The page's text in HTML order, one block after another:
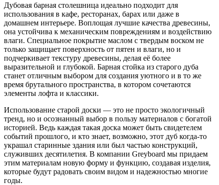
Дубовая барная столешница идеально подходит для
использования в кафе, ресторанах, барах или даже в
домашнем интерьере. Воплощая лучшие качества древесины,
она устойчива к механическим повреждениям и воздействию
влаги. Специальное покрытие маслом с твердым воском не
только защищает поверхность от пятен и влаги, но и
подчеркивает текстуру древесины, делая её более
выразительной и глубокой. Барная стойка из старого дуба
станет отличным выбором для создания уютного и в то же
время брутального пространства, в котором сочетаются
элементы лофта и классики.
Использование старой доски — это не просто экологичный
тренд, но и осознанный выбор в пользу материалов с богатой
историей. Ведь каждая такая доска может быть свидетелем
событий прошлого, и кто знает, возможно, этот дуб когда-то
украшал старинные здания или был частью конструкций,
служивших десятилетия. В компании Greyboard мы придаем
этим материалам новую форму и функцию, создавая изделия,
которые будут радовать своим видом и надежностью многие
годы.